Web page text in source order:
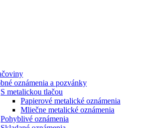
oznámenia a pozvánky
S metalickou tlačou
Papierové metalické oznámenia
Mliečne metalické oznámenia
Pohyblivé oznámenia